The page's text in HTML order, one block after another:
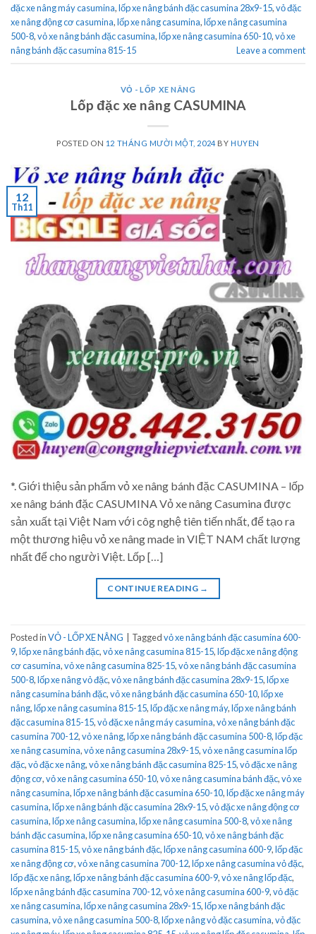
đặc xe nâng máy casumina,lốp xe nâng bánh đặc casumina 28x9-15,vỏ đặc
xe nâng động cơ casumina,lốp xe nâng casumina,lốp xe nâng casumina
500-8,vỏ xe nâng bánh đặc casumina,lốp xe nâng casumina 650-10,vỏ xe
nâng bánh đặc casumina 815-15
Leave a comment
VỎ - LỐP XE NÂNG
Lốp đặc xe nâng CASUMINA
POSTED ON 12 THÁNG MƯỜI MỘT, 2024 BY HUYEN
12
Th11
*. Giới thiệu sản phẩm vỏ xe nâng bánh đặc CASUMINA – lốp
xe nâng bánh đặc CASUMINA Vỏ xe nâng Casumina được
sản xuất tại Việt Nam với côg nghệ tiên tiến nhất, để tạo ra
một thương hiệu vỏ xe nâng made in VIỆT NAM chất lượng
nhất để cho người Việt. Lốp […]
CONTINUE READING →
Posted inVỎ - LỐP XE NÂNG Taggedvỏ xe nâng bánh đặc casumina 600-
9,lốp xe nâng bánh đặc,vỏ xe nâng casumina 815-15,lốp đặc xe nâng động
cơ casumina,vỏ xe nâng casumina 825-15,vỏ xe nâng bánh đặc casumina
500-8,lốp xe nâng vỏ đặc,vỏ xe nâng bánh đặc casumina 28x9-15,lốp xe
nâng casumina bánh đặc,vỏ xe nâng bánh đặc casumina 650-10,lốp xe
nâng,lốp xe nâng casumina 815-15,lốp đặc xe nâng máy,lốp xe nâng bánh
đặc casumina 815-15,vỏ đặc xe nâng máy casumina,vỏ xe nâng bánh đặc
casumina 700-12,vỏ xe nâng,lốp xe nâng bánh đặc casumina 500-8,lốp đặc
xe nâng casumina,vỏ xe nâng casumina 28x9-15,vỏ xe nâng casumina lốp
đặc,vỏ đặc xe nâng,vỏ xe nâng bánh đặc casumina 825-15,vỏ đặc xe nâng
động cơ,vỏ xe nâng casumina 650-10,vỏ xe nâng casumina bánh đặc,vỏ xe
nâng casumina,lốp xe nâng bánh đặc casumina 650-10,lốp đặc xe nâng máy
casumina,lốp xe nâng bánh đặc casumina 28x9-15,vỏ đặc xe nâng động cơ
casumina,lốp xe nâng casumina,lốp xe nâng casumina 500-8,vỏ xe nâng
bánh đặc casumina,lốp xe nâng casumina 650-10,vỏ xe nâng bánh đặc
casumina 815-15,vỏ xe nâng bánh đặc,lốp xe nâng casumina 600-9,lốp đặc
xe nâng động cơ,vỏ xe nâng casumina 700-12,lốp xe nâng casumina vỏ đặc,
lốp đặc xe nâng,lốp xe nâng bánh đặc casumina 600-9,vỏ xe nâng lốp đặc,
lốp xe nâng bánh đặc casumina 700-12,vỏ xe nâng casumina 600-9,vỏ đặc
xe nâng casumina,lốp xe nâng casumina 28x9-15,lốp xe nâng bánh đặc
casumina,vỏ xe nâng casumina 500-8,lốp xe nâng vỏ đặc casumina,vỏ đặc